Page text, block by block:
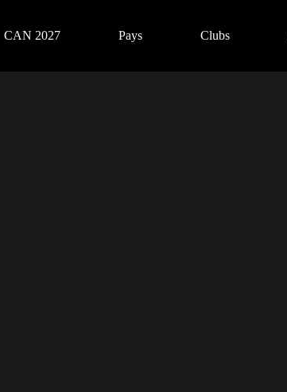
CAN 2027 Pays Clubs